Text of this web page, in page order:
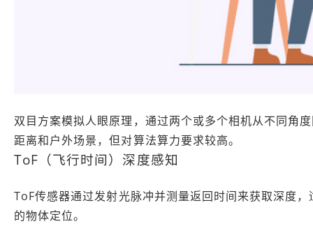
双目方案模拟人眼原理，通过两个或多个相机从不同角
距离和户外场景，但对算法算力要求较高。
ToF（飞行时间）深度感知
ToF传感器通过发射光脉冲并测量返回时间来获取深度
的物体定位。